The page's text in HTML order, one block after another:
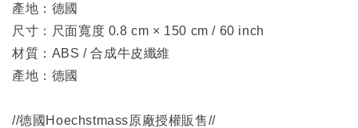
產地：德國
尺寸：尺面寬度 0.8 cm × 150 cm / 60 inch
材質：ABS / 合成牛皮纖維
產地：德國
//德國Hoechstmass原廠授權販售//